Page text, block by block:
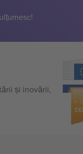
și inovării,